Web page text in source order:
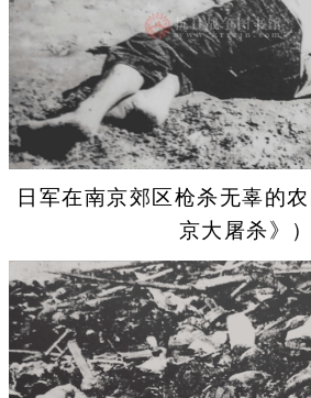
日军在南京郊区枪杀无辜的
京大屠杀》）